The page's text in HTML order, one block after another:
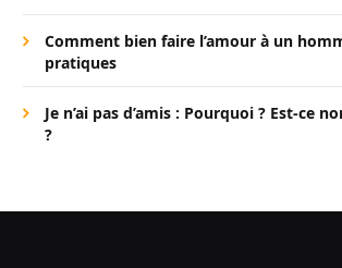
Comment bien faire l’amour à un
pratiques
Je n’ai pas d’amis : Pourquoi ? Est-ce
?